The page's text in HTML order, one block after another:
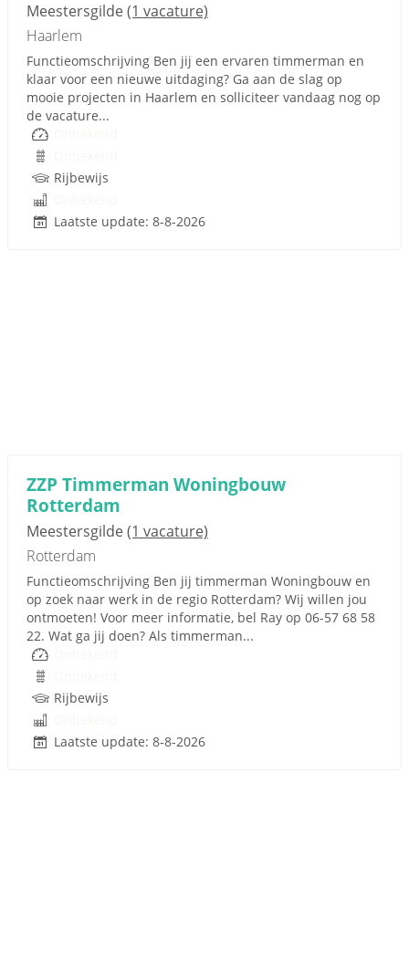
Meestersgilde(1 vacature)
Haarlem
Functieomschrijving Ben jij een ervaren timmerman en
klaar voor een nieuwe uitdaging? Ga aan de slag op
mooie projecten in Haarlem en solliciteer vandaag nog op
de vacature...
Rijbewijs
Laatste update: 8-8-2026
ZZP Timmerman Woningbouw
Rotterdam
Meestersgilde(1 vacature)
Rotterdam
Functieomschrijving Ben jij timmerman Woningbouw en
op zoek naar werk in de regio Rotterdam? Wij willen jou
ontmoeten! Voor meer informatie, bel Ray op 06-57 68 58
22. Wat ga jij doen? Als timmerman...
Rijbewijs
Laatste update: 8-8-2026